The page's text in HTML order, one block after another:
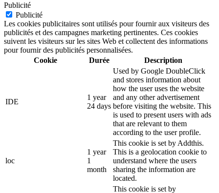
Publicité
Publicité
Les cookies publicitaires sont utilisés pour fournir aux visiteurs des
publicités et des campagnes marketing pertinentes. Ces cookies
suivent les visiteurs sur les sites Web et collectent des informations
pour fournir des publicités personnalisées.
Cookie
Durée Description
IDE
1 year
24 days
Used by Google DoubleClick
and stores information about
how the user uses the website
and any other advertisement
before visiting the website. This
is used to present users with ads
that are relevant to them
according to the user profile.
loc
1 year
1
month
This cookie is set by Addthis.
This is a geolocation cookie to
understand where the users
sharing the information are
located.
This cookie is set by